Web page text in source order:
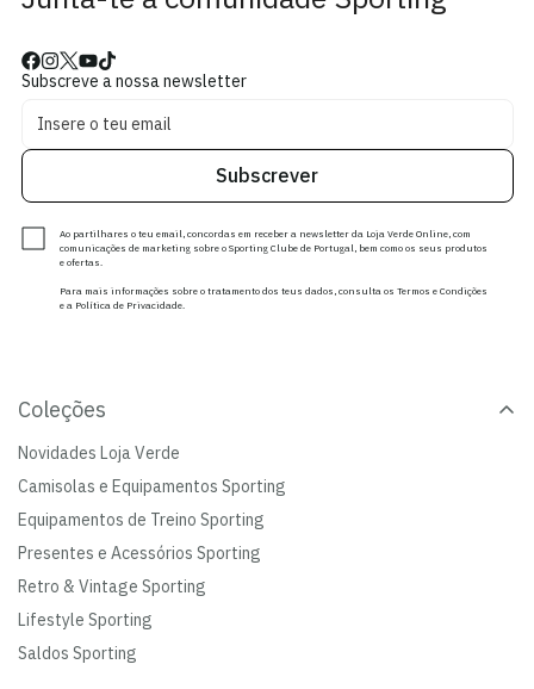
Subscreve a nossa newsletter
Subscrever
Ao partilhares o teu email, concordas em receber a newsletter da Loja Verde Online, com
comunicações de marketing sobre o Sporting Clube de Portugal, bem como os seus produtos
e ofertas.
Para mais informações sobre o tratamento dos teus dados, consulta os Termos e Condições
e a Política de Privacidade.
Coleções
Novidades Loja Verde
Camisolas e Equipamentos Sporting
Equipamentos de Treino Sporting
Presentes e Acessórios Sporting
Retro & Vintage Sporting
Lifestyle Sporting
Saldos Sporting